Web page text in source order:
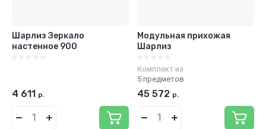
Шарлиз Зеркало
настенное 900
4 611 р.
Модульная прихожая
Шарлиз
Комплект из
5 предметов
45 572 р.